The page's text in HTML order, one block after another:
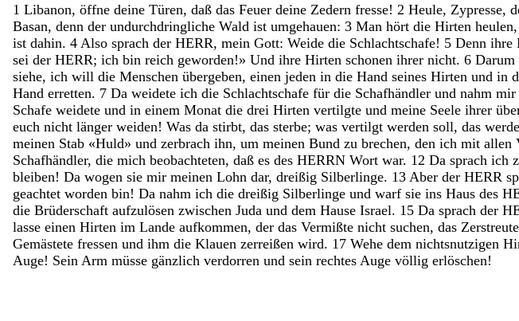
1 Libanon, öffne deine Türen, daß das Feuer deine Zedern fresse! 2 Heule, Zypresse,
Basan, denn der undurchdringliche Wald ist umgehauen: 3 Man hört die Hirten heulen,
ist dahin. 4 Also sprach der HERR, mein Gott: Weide die Schlachtschafe! 5 Denn ihre
sei der HERR; ich bin reich geworden!» Und ihre Hirten schonen ihrer nicht. 6 Darum
siehe, ich will die Menschen übergeben, einen jeden in die Hand seines Hirten und in
Hand erretten. 7 Da weidete ich die Schlachtschafe für die Schafhändler und nahm mir
Schafe weidete und in einem Monat die drei Hirten vertilgte und meine Seele ihrer
euch nicht länger weiden! Was da stirbt, das sterbe; was vertilgt werden soll, das werde
meinen Stab «Huld» und zerbrach ihn, um meinen Bund zu brechen, den ich mit allen
Schafhändler, die mich beobachteten, daß es des HERRN Wort war. 12 Da sprach ich
bleiben! Da wogen sie mir meinen Lohn dar, dreißig Silberlinge. 13 Aber der HERR
geachtet worden bin! Da nahm ich die dreißig Silberlinge und warf sie ins Haus des
die Brüderschaft aufzulösen zwischen Juda und dem Hause Israel. 15 Da sprach der
lasse einen Hirten im Lande aufkommen, der das Vermißte nicht suchen, das Zerstreute
Gemästete fressen und ihm die Klauen zerreißen wird. 17 Wehe dem nichtsnutzigen
Auge! Sein Arm müsse gänzlich verdorren und sein rechtes Auge völlig erlöschen!